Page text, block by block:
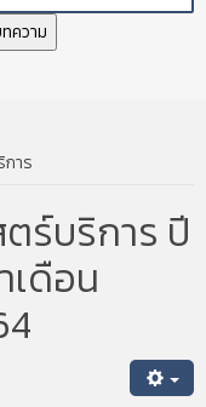
ความ
าร
ร์บริการ ปี
เดือน